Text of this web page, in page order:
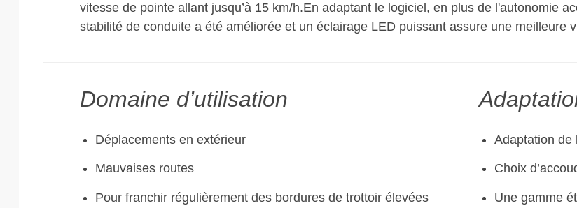
vitesse de pointe allant jusqu’à 15 km/h.En adaptant le logiciel, en plus de l'autonomie
stabilité de conduite a été améliorée et un éclairage LED puissant assure une meilleure
Domaine d’utilisation
Déplacements en extérieur
Mauvaises routes
Pour franchir régulièrement des bordures de trottoir élevées
Adaptation de
Choix
Une gamme